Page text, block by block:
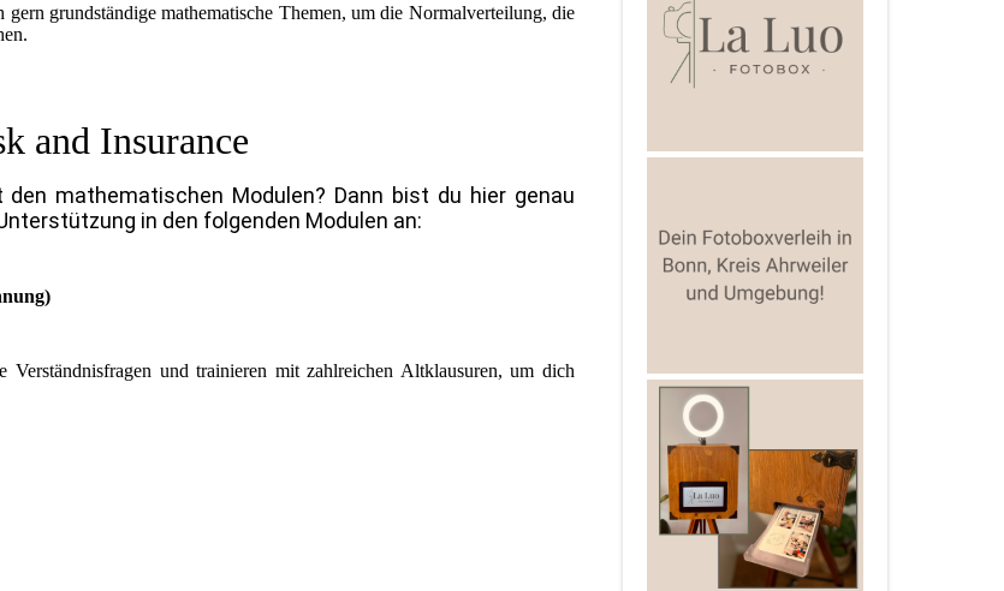
grundständige mathematische Themen, um die Normalverteilung, die
and Insurance
mathematischen Modulen? Dann bist du hier genau
in den folgenden Modulen an:
Verständnisfragen und trainieren mit zahlreichen Altklausuren, um dich